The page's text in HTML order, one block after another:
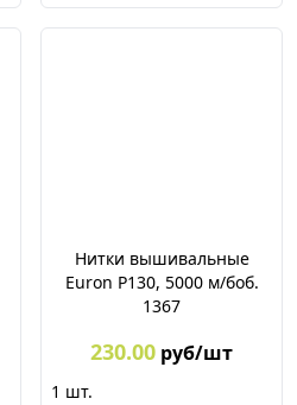
Нитки вышивальные
Euron P130, 5000 м/боб.
1367
230.00 руб/шт
1 шт.